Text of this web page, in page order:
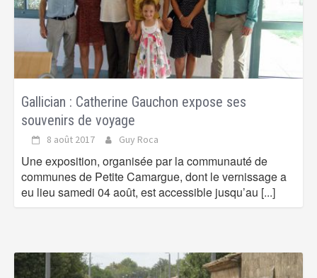
Gallician : Catherine Gauchon expose ses
souvenirs de voyage
8 août 2017 Guy Roca
Une exposition, organisée par la communauté de
communes de Petite Camargue, dont le vernissage a
eu lieu samedi 04 août, est accessible jusqu’au [...]